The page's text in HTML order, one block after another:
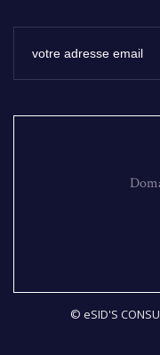
© eSID'S